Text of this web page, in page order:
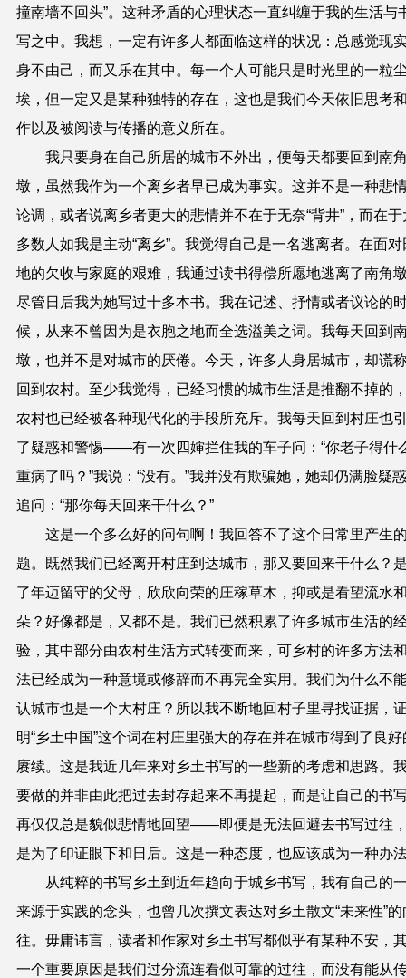
撞南墙不回头”。这种矛盾的心理状态一直纠缠于我的生活与
写之中。我想，一定有许多人都面临这样的状况：总感觉现
身不由己，而又乐在其中。 每一个人可能只是时光里的一粒
埃，但一定又是某种独特的存在，这也是我们今天依旧思考
作以及被阅读与传播的意义所在。
我只要身在自己所居的城市不外出，便每天都要回到南
墩，虽然我作为一个离乡者早已成为事实。 这并不是一种悲
论调，或者说离乡者更大的悲情并不在于无奈“背井”，而在于
多数人如我是主动“离乡”。我觉得自己是一名逃离者。 在面对
地的欠收与家庭的艰难，我通过读书得偿所愿地逃离了南角
尽管日后我为她写过十多本书。 我在记述、抒情或者议论的
候，从来不曾因为是衣胞之地而全选溢美之词。 我每天回到
墩，也并不是对城市的厌倦。今天，许多人身居城市，却谎
回到农村。至少我觉得，已经习惯的城市生活是推翻不掉的
农村也已经被各种现代化的手段所充斥。我每天回到村庄也
了疑惑和警惕——有一次四婶拦住我的车子问：“你老子得什
重病了吗？”我说：“没有。”我并没有欺骗她，她却仍满脸疑
追问：“那你每天回来干什么？”
这是一个多么好的问句啊！我回答不了这个日常里产生
题。
既然我们已经离开村庄到达城市，那又要回来干什么？
了年迈留守的父母，欣欣向荣的庄稼草木，抑或是看望流水
朵？好像都是，又都不是。我们已然积累了许多城市生活的
验，其中部分由农村生活方式转变而来，可乡村的许多方法
法已经成为一种意境或修辞而不再完全实用。我们为什么不
认城市也是一个大村庄？所以我不断地回村子里寻找证据，
明“乡土中国”这个词在村庄里强大的存在并在城市得到了良好
赓续。这是我近几年来对乡土书写的一些新的考虑和思路。
要做的并非由此把过去封存起来不再提起，而是让自己的书
再仅仅总是貌似悲情地回望——即便是无法回避去书写过往
是为了印证眼下和日后。这是一种态度，也应该成为一种办
从纯粹的书写乡土到近年趋向于城乡书写，我有自己的
来源于实践的念头，也曾几次撰文表达对乡土散文“未来性”的
往。毋庸讳言，读者和作家对乡土书写都似乎有某种不安，
一个重要原因是我们过分流连看似可靠的过往，而没有能从